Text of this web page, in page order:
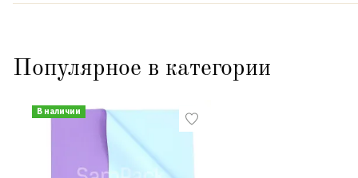
Популярное в категории
В наличии